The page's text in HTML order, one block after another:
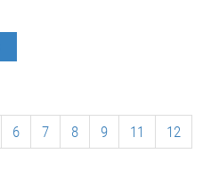
6 7 8 9 11
12